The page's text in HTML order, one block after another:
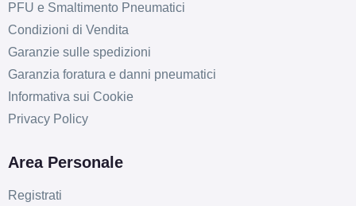
E
PFU e Smaltimento Pneumatici
Condizioni di Vendita
Garanzie sulle spedizioni
Garanzia foratura e danni pneumatici
Informativa sui Cookie
Privacy Policy
Area Personale
Registrati